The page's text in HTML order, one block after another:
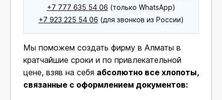
+7 777 635 54 06 (только WhatsApp)
+7 923 225 54 06 (для звонков из России)
Мы поможем создать фирму в Алматы в
кратчайшие сроки и по привлекательной
цене, взяв на себя абсолютно все хлопоты,
связанные с оформлением документов: